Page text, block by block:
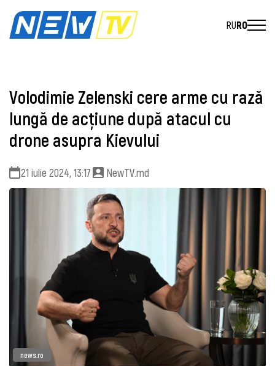
RURO
Volodimie Zelenski cere arme cu rază
lungă de acţiune după atacul cu
drone asupra Kievului
21 iulie 2024, 13:17 NewTV.md
news.ro